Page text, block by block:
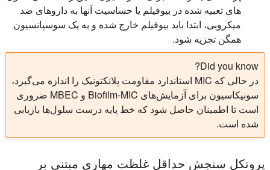
های تعبیه شده در بیوفیلم یا حساسیت آنها به داروهای ضد
میکروبی، ابتدا باید بیوفیلم خارج شده و به یک سوسپانسیون
همگن تجزیه شود.
Did you know?
در حالی که MIC استاندارد مقاومت پلانکتونیک را اندازه می‌گیرد،
سونیکاسیون برای آزمایش‌های Biofilm-MIC و MBEC ضروری
است تا اطمینان حاصل شود که خط پایه درست سلول‌ها بازیابی
شده است.
پروتکل سنجش حداقل غلظت مهاری مبتنی بر